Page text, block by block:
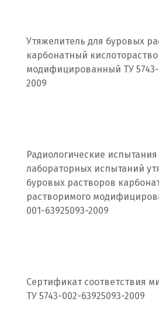
Псков
Пушкино
Раменское
Ревда
Реутов
С
Утяжелитель для буровых
карбонатный
модифицированный ТУ 5743-
2009
Радиологические
лабораторных испытаний
буровых растворов
растворимого
001-63925093-2009
Сертификат соответствия
ТУ 5743-002-63925093-2009